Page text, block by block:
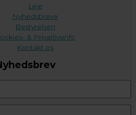
Leje
Nyhedsbreve
Bestyrelsen
& Privatlivsinfo
Kontakt os